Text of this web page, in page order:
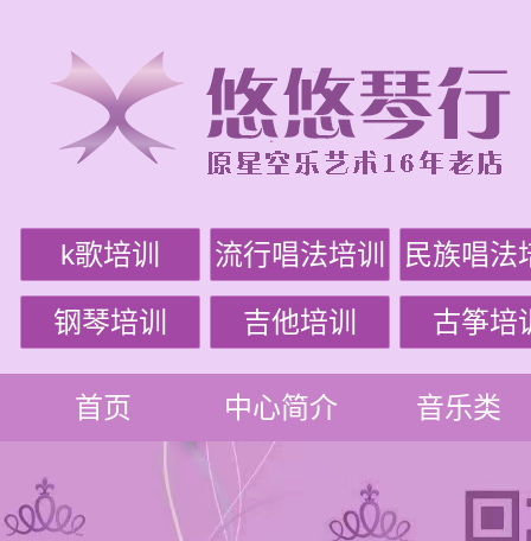
k歌培训 流行唱法培训 民族唱法
钢琴培训 吉他培训 古筝培
首页 中心简介 音乐类